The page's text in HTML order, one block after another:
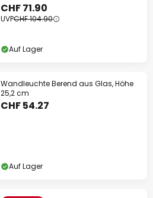
CHF 71.90
UVPCHF 104.90
Auf Lager
Wandleuchte Berend aus Glas, Höhe
25,2 cm
CHF 54.27
Auf Lager